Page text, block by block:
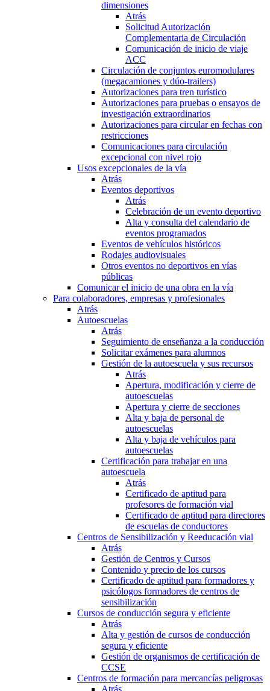
dimensiones
Atrás
Solicitud Autorización
Complementaria de Circulación
Comunicación de inicio de viaje
ACC
Circulación de conjuntos euromodulares
(megacamiones y dúo-trailers)
Autorizaciones para tren turístico
Autorizaciones para pruebas o ensayos de
investigación extraordinarios
Autorizaciones para circular en fechas con
restricciones
Comunicaciones para circulación
excepcional con nivel rojo
Usos excepcionales de la vía
Atrás
Eventos deportivos
Atrás
Celebración de un evento deportivo
Alta y consulta del calendario de
eventos programados
Eventos de vehículos históricos
Rodajes audiovisuales
Otros eventos no deportivos en vías
públicas
Comunicar el inicio de una obra en la vía
Para colaboradores, empresas y profesionales
Atrás
Autoescuelas
Atrás
Seguimiento de enseñanza a la conducción
Solicitar exámenes para alumnos
Gestión de la autoescuela y sus recursos
Atrás
Apertura, modificación y cierre de
autoescuelas
Apertura y cierre de secciones
Alta y baja de personal de
autoescuelas
Alta y baja de vehículos para
autoescuelas
Certificación para trabajar en una
autoescuela
Atrás
Certificado de aptitud para
profesores de formación vial
Certificado de aptitud para directores
de escuelas de conductores
Centros de Sensibilización y Reeducación vial
Atrás
Gestión de Centros y Cursos
Contenido y precio de los cursos
Certificado de aptitud para formadores y
psicólogos formadores de centros de
sensibilización
Cursos de conducción segura y eficiente
Atrás
Alta y gestión de cursos de conducción
segura y eficiente
Gestión de organismos de certificación de
CCSE
Centros de formación para mercancías peligrosas